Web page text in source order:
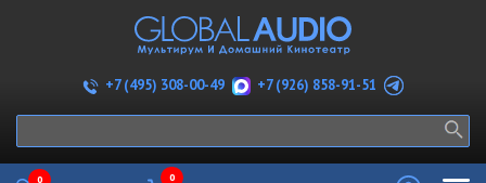
+7 (495) 308-00-49 +7 (926) 858-91-51
0 0